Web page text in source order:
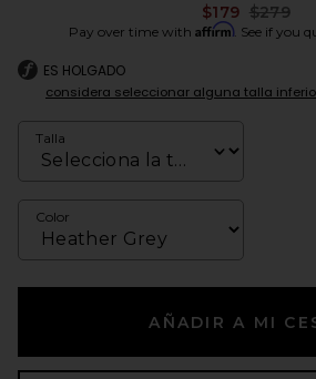
$179 $279
Pay over time with Affirm. See if you
ES HOLGADO
considera seleccionar alguna talla
Talla
Color
AÑADIR A MI